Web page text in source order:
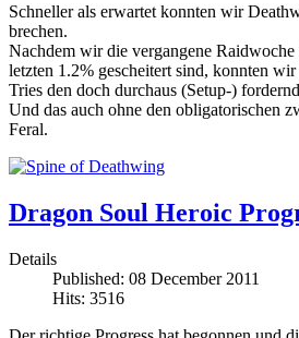
Schneller als erwartet konnten wir
brechen.
Nachdem wir die vergangene
letzten 1.2% gescheitert sind, konnten
Tries den doch durchaus (Setup-)
Und das auch ohne den obligatorischen
Feral.
Dragon Soul Heroic
Details
Published: 08 December 2011
Hits: 3516